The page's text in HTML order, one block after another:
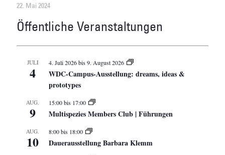
22. Mai 2024
Öffentliche Veranstaltungen
JULI
4
4. Juli 2026bis9. August 2026
WDC-Campus-Ausstellung: dreams, ideas &
prototypes
AUG.
9
15:00bis 17:00
Multispezies Members Club | Führungen
AUG.
10
8:00bis 18:00
Dauerausstellung Barbara Klemm